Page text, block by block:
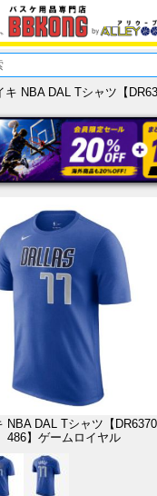
キ NBA DAL Tシャツ【
NBA DAL Tシャツ【
486】ゲームロイヤル